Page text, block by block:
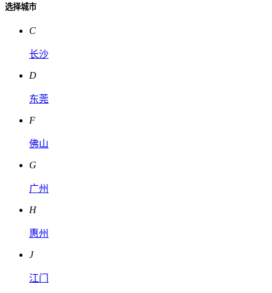
选择城市
C
长沙
D
东莞
F
佛山
G
广州
H
惠州
J
江门